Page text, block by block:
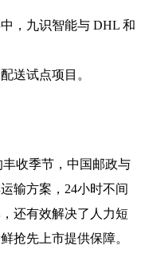
中，九识智能与 DHL 和
送试点项目。
丰收季节，中国邮政与
输方案，24小时不间
还有效解决了人力短
抢先上市提供保障。